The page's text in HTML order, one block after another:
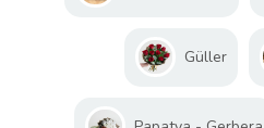
Güller